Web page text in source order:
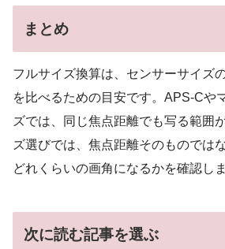
まとめ
フルサイズ換算は、センサーサイズ
を比べるための目安です。APS-Cや
ズでは、同じ焦点距離でも写る範囲
ズ選びでは、焦点距離そのものでは
どれくらいの画角になるかを確認しま
次に読む記事を選ぶ